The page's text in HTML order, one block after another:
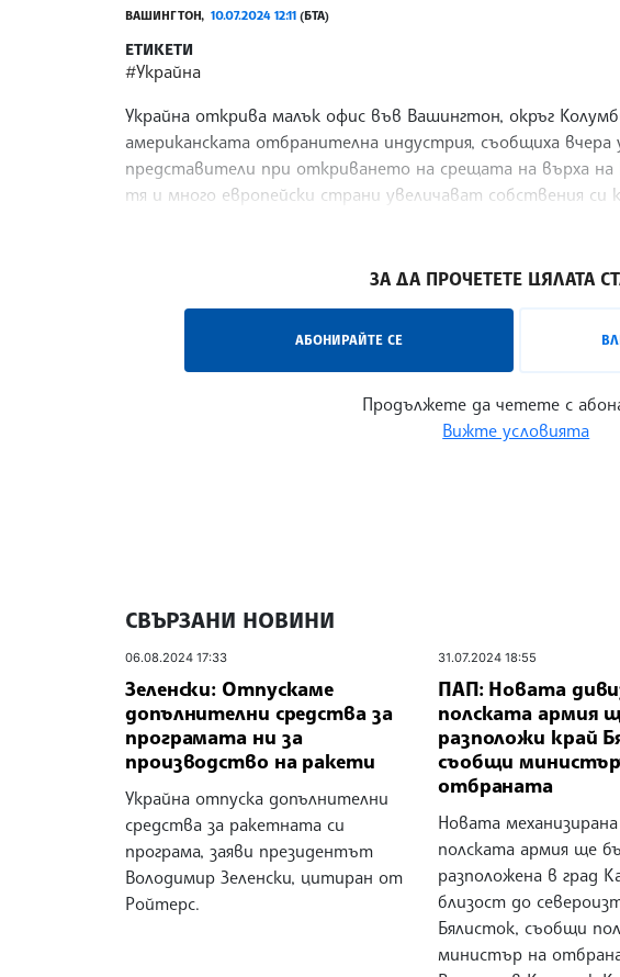
ВАШИНГТОН, 10.07.2024 12:11 (БТА)
ЕТИКЕТИ
#Украйна
Украйна открива малък офис във Вашингтон, окръг
американската отбранителна индустрия, съобщиха вчера
представители при откриването на срещата на върха
тя и много европейски страни увеличават собствения
ЗА ДА ПРОЧЕТЕТЕ ЦЯЛАТА
АБОНИРАЙТЕ СЕ
Продължете да четете с
Вижте условията
СВЪРЗАНИ НОВИНИ
06.08.2024 17:33
Зеленски: Отпускаме
допълнителни средства за
програмата ни за
производство на ракети
Украйна отпуска допълнителни
средства за ракетната си
програма, заяви президентът
Володимир Зеленски, цитиран от
Ройтерс.
31.07.2024 18:55
ПАП: Новата
полската армия
разположи край
съобщи
отбраната
Новата
полската армия ще
разположена в град
близост до
Бялисток, съобщи
министър на